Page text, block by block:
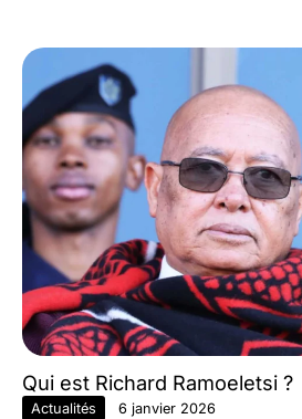
Qui est Richard Ramoeletsi ?
Actualités 6 janvier 2026